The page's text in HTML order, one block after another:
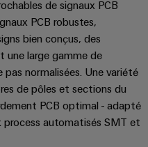
de signaux PCB
PCB robustes,
bien conçus, des
une large gamme de
normalisées. Une variété
de pôles et sections du
PCB optimal - adapté
process automatisés SMT et